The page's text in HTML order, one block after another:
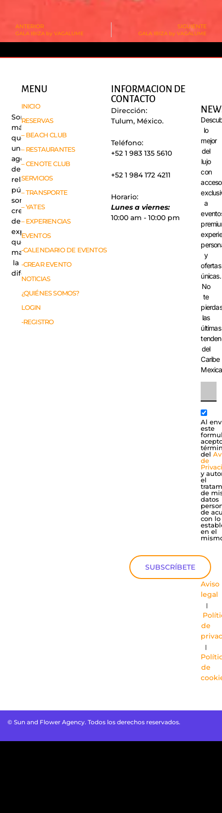
ANTERIOR
GALA IBIZA by VAGALUME
SIGUIENTE
GALA IBIZA by VAGALUME
Somos
más
que
una
agencia
de
relaciones
públicas,
somos
creadores
de
experiencias
que
marcan
la
diferencia.
MENU
INICIO
RESERVAS
– BEACH CLUB
– RESTAURANTES
– CENOTE CLUB
SERVICIOS
– TRANSPORTE
– YATES
– EXPERIENCIAS
EVENTOS
-CALENDARIO DE EVENTOS
-CREAR EVENTO
NOTICIAS
¿QUIÉNES SOMOS?
LOGIN
-REGISTRO
INFORMACION DE
CONTACTO
Dirección:
Tulum, México.
Teléfono:
+52 1 983 135 5610
+52 1 984 172 4211
Horario:
Lunes a viernes:
10:00 am - 10:00 pm
lo
mejor
del
lujo
con
acceso
a
y
ofertas
únicas.
No
te
pierdas
las
últimas
del
Caribe
Al
este
del
de
y
el
de
datos
de
con lo
en el
SUBSCRÍBETE
Aviso
legal
|
de
|
de
© Sun and Flower Agency. Todos los derechos reservados.